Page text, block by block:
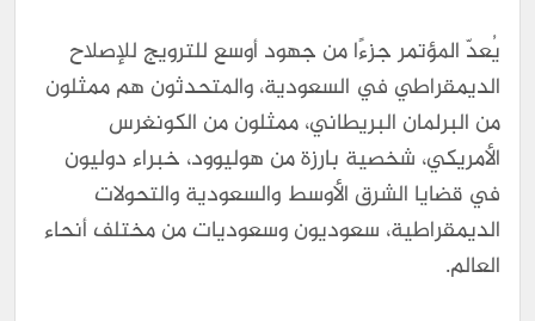
يُعدّ المؤتمر جزءًا من جهود أوسع للترويج للإصلاح
الديمقراطي في السعودية، والمتحدثون هم ممثلون
من البرلمان البريطاني، ممثلون من الكونغرس
الأمريكي، شخصية بارزة من هوليوود، خبراء دوليون
في قضايا الشرق الأوسط والسعودية والتحولات
الديمقراطية، سعوديون وسعوديات من مختلف أنحاء
العالم.